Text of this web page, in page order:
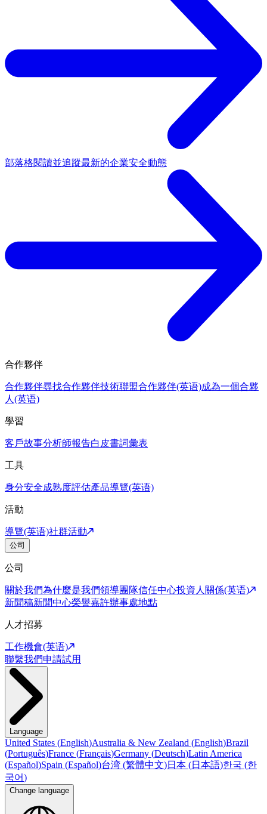
部落格閱讀並追蹤最新的企業安全動態
合作夥伴
合作夥伴尋找合作夥伴技術聯盟合作夥伴(英语)成為一個合夥
人(英语)
學習
客戶故事分析師報告白皮書詞彙表
工具
身分安全成熟度評估產品導覽(英语)
活動
導覽(英语)社群活動
公司
公司
關於我們為什麼是我們領導團隊信任中心投資人關係(英语)
新聞稿新聞中心榮譽嘉許辦事處地點
人才招募
工作機會(英语)
聯繫我們申請試用
Language
United States (English)Australia & New Zealand (English)Brazil
(Português)France (Français)Germany (Deutsch)Latin America
(Español)Spain (Español)台湾 (繁體中文)日本 (日本語)한국 (한
국어)
Change language